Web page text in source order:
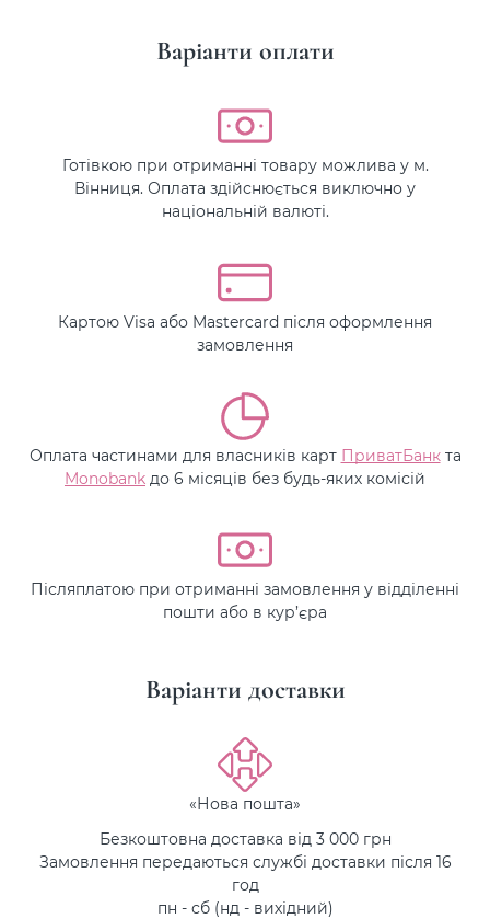
Варіанти оплати
Готівкою при отриманні товару можлива у м.
Вінниця. Оплата здійснюється виключно у
національній валюті.
Картою Visa або Mastercard після оформлення
замовлення
Оплата частинами для власників карт ПриватБанкта
Monobank до 6 місяців без будь-яких комісій
Післяплатою при отриманні замовлення у відділенні
пошти або в кур’єра
Варіанти доставки
«Нова пошта»
Безкоштовна доставка від 3 000 грн
Замовлення передаються службі доставки після 16
год
пн - сб (нд - вихідний)